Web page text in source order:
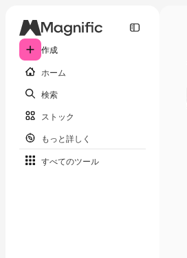
作成
ホーム
検索
ストック
もっと詳しく
すべてのツール